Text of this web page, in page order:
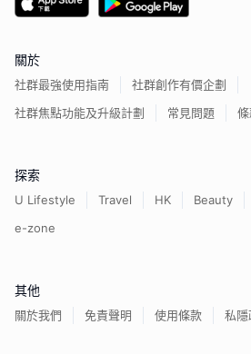
關於
社群最強使用指南
社群創作有價企劃
社群焦點功能及升級計劃
常見問題
探索
U Lifestyle Travel HK Beauty
e-zone
其他
關於我們 免責聲明 使用條款 私隱